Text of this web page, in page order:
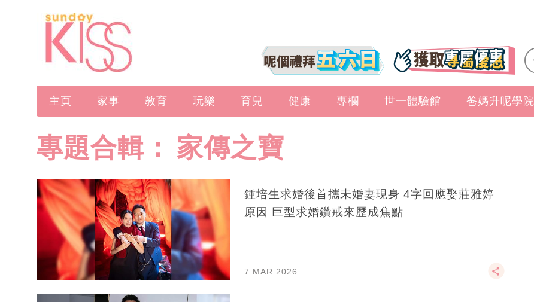
主頁 家事 教育 玩樂 育兒 健康 專欄 世一體驗館 爸媽升呢學院
專題合輯： 家傳之寶
鍾培生求婚後首攜未婚妻現身 4字回應娶莊雅婷
原因 巨型求婚鑽戒來歷成焦點
7 MAR 2026